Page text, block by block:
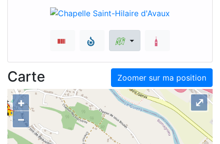
Zoomer sur ma position
Carte
+
–
⤢